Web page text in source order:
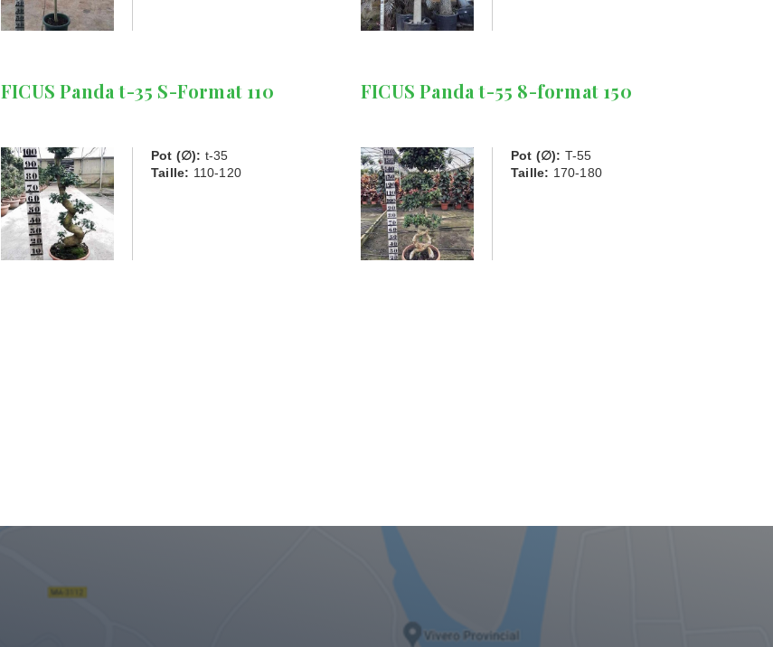
FICUS Panda t-35 S-Format 110
Pot (∅): t-35
Taille: 110-120
FICUS Panda t-55 8-format 150
Pot (∅): T-55
Taille: 170-180